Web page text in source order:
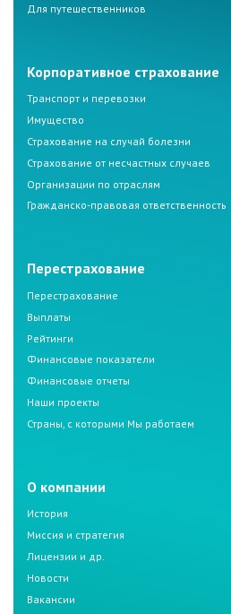
Для путешественников
Корпоративное страхование
Транспорт и перевозки
Имущество
Страхование на случай болезни
Страхование от несчастных случаев
Организации по отраслям
Гражданско-правовая ответственность
Перестрахование
Перестрахование
Выплаты
Рейтинги
Финансовые показатели
Финансовые отчеты
Наши проекты
Страны, с которыми Мы работаем
О компании
История
Миссия и стратегия
Лицензии и др.
Новости
Вакансии